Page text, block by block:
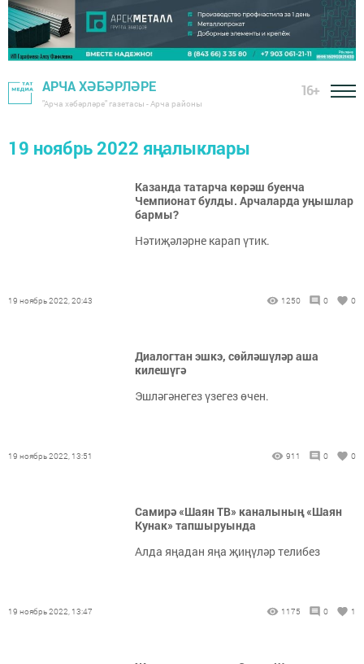
АРЧА ХӘБӘРЛӘРЕ
"Арча хәбәрләре" газетасы - Арча районы
16+
19 ноябрь 2022 яңалыклары
Казанда татарча көрәш буенча
Чемпионат булды. Арчаларда уңышлар
бармы?
Нәтиҗәләрне карап үтик.
19 ноябрь 2022, 20:43 1250 0 0
Диалогтан эшкэ, сөйләшүләр аша
килешүгә
Эшләгәнегез үзегез өчен.
19 ноябрь 2022, 13:51 911 0 0
Самирә «Шаян ТВ» каналының «Шаян
Кунак» тапшыруында
Алда яңадан яңа җиңүләр телибез
19 ноябрь 2022, 13:47 1175 0 1